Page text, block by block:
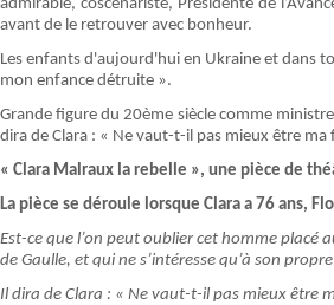
admirable, coscénariste, Présidente de
avant de le retrouver avec bonheur.
Les enfants d'aujourd'hui en Ukraine et dans
mon enfance détruite ».
Grande figure du 20ème siècle comme
dira de Clara : « Ne vaut-t-il pas mieux être
« Clara Malraux la rebelle », une pièce de
La pièce se déroule lorsque Clara a 76 ans,
Est-ce que l’on peut oublier cet homme placé
de Gaulle, et qui ne s’intéresse qu’à son
Il dira de Clara : « Ne vaut-t-il pas mieux être